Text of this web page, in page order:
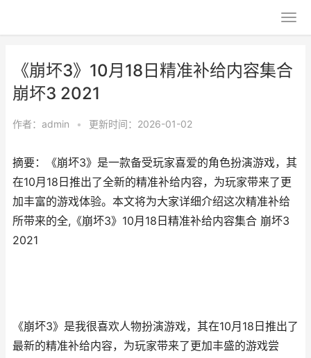
《崩坏3》10月18日精准补给内容集合
崩坏3 2021
作者： admin • 更新时间：2026-01-02
摘要：《崩坏3》是一款备受玩家喜爱的角色扮演游戏，其
在10月18日推出了全新的精准补给内容，为玩家带来了更
加丰富的游戏体验。本文将为大家详细介绍这次精准补给
所带来的全,《崩坏3》10月18日精准补给内容集合 崩坏3
2021
《崩坏3》是我很喜欢人物扮演游戏，其在10月18日推出了
最新的精准补给内容，为玩家带来了更加丰盛的游戏尝